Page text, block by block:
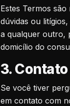
Estes Termos
dúvidas ou
a qualquer outro,
domicílio do
3.
Se você tiver
em contato com